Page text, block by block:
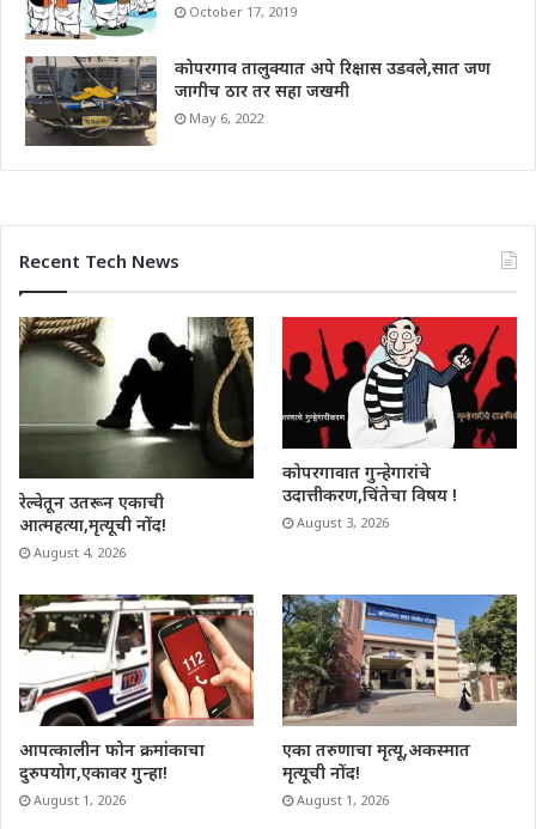
October 17, 2019
कोपरगाव तालुक्यात अपे रिक्षास उडवले,सात जण
जागीच ठार तर सहा जखमी
May 6, 2022
Recent Tech News
रेल्वेतून उतरून एकाची
आत्महत्या,मृत्यूची नोंद!
August 4, 2026
कोपरगावात गुन्हेगारांचे
उदात्तीकरण,चिंतेचा विषय !
August 3, 2026
आपत्कालीन फोन क्रमांकाचा
दुरुपयोग,एकावर गुन्हा!
August 1, 2026
एका तरुणाचा मृत्यू,अकस्मात
मृत्यूची नोंद!
August 1, 2026